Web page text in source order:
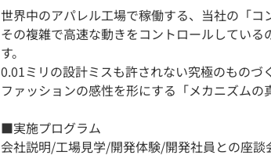
世界中のアパレル工場で稼働する、当社の「コ
その複雑で高速な動きをコントロールしてい
す。
0.01ミリの設計ミスも許されない究極のものづ
ファッションの感性を形にする「メカニズムの
■実施プログラム
会社説明/工場見学/開発体験/開発社員との座談